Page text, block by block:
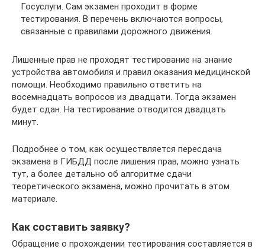
Госуслуги. Сам экзамен проходит в форме
тестирования. В перечень включаются вопросы,
связанные с правилами дорожного движения.
Лишенные прав не проходят тестирование на знание
устройства автомобиля и правил оказания медицинской
помощи. Необходимо правильно ответить на
восемнадцать вопросов из двадцати. Тогда экзамен
будет сдан. На тестирование отводится двадцать
минут.
Подробнее о том, как осуществляется пересдача
экзамена в ГИБДД после лишения прав, можно узнать
тут, а более детально об алгоритме сдачи
теоретического экзамена, можно прочитать в этом
материале.
Как составить заявку?
Обращение о прохождении тестирования составляется в